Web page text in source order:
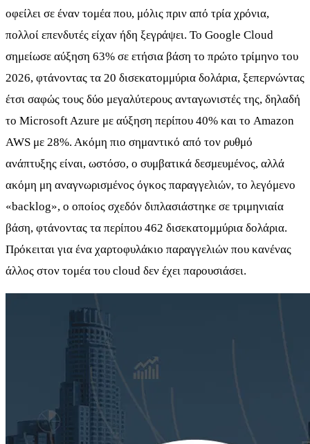
οφείλει σε έναν τομέα που, μόλις πριν από τρία χρόνια,
πολλοί επενδυτές είχαν ήδη ξεγράψει. Το Google Cloud
σημείωσε αύξηση 63% σε ετήσια βάση το πρώτο τρίμηνο του
2026, φτάνοντας τα 20 δισεκατομμύρια δολάρια, ξεπερνώντας
έτσι σαφώς τους δύο μεγαλύτερους ανταγωνιστές της, δηλαδή
το Microsoft Azure με αύξηση περίπου 40% και το Amazon
AWS με 28%. Ακόμη πιο σημαντικό από τον ρυθμό
ανάπτυξης είναι, ωστόσο, ο συμβατικά δεσμευμένος, αλλά
ακόμη μη αναγνωρισμένος όγκος παραγγελιών, το λεγόμενο
«backlog», ο οποίος σχεδόν διπλασιάστηκε σε τριμηνιαία
βάση, φτάνοντας τα περίπου 462 δισεκατομμύρια δολάρια.
Πρόκειται για ένα χαρτοφυλάκιο παραγγελιών που κανένας
άλλος στον τομέα του cloud δεν έχει παρουσιάσει.